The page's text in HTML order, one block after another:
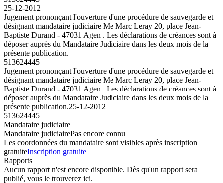
25-12-2012
Jugement prononçant l'ouverture d'une procédure de sauvegarde et
désignant mandataire judiciaire Me Marc Leray 20, place Jean-
Baptiste Durand - 47031 Agen . Les déclarations de créances sont à
déposer auprès du Mandataire Judiciaire dans les deux mois de la
présente publication.
513624445
Jugement prononçant l'ouverture d'une procédure de sauvegarde et
désignant mandataire judiciaire Me Marc Leray 20, place Jean-
Baptiste Durand - 47031 Agen . Les déclarations de créances sont à
déposer auprès du Mandataire Judiciaire dans les deux mois de la
présente publication.25-12-2012
513624445
Mandataire judiciaire
Mandataire judiciairePas encore connu
Les coordonnées du mandataire sont visibles après inscription
gratuiteInscription gratuite
Rapports
Aucun rapport n'est encore disponible. Dès qu'un rapport sera
publié, vous le trouverez ici.